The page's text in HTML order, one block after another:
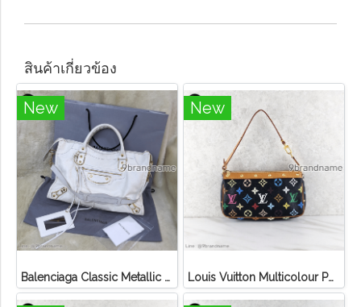
สินค้าเกี่ยวข้อง
New
Balenciaga Classic Metallic Edge City Bag
New
Louis Vuitton Multicolour Pochette Canvas